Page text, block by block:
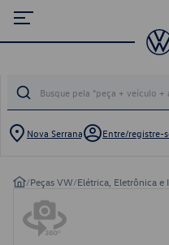
Nova Serrana Entre/registre-
/Peças VW/Elétrica, Eletrônica e